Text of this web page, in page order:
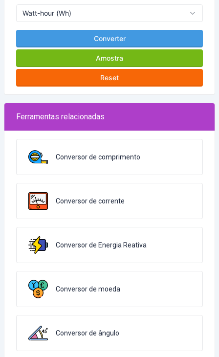
Converter
Amostra
Reset
Ferramentas relacionadas
Conversor de comprimento
Conversor de corrente
Conversor de Energia Reativa
Conversor de moeda
Conversor de ângulo